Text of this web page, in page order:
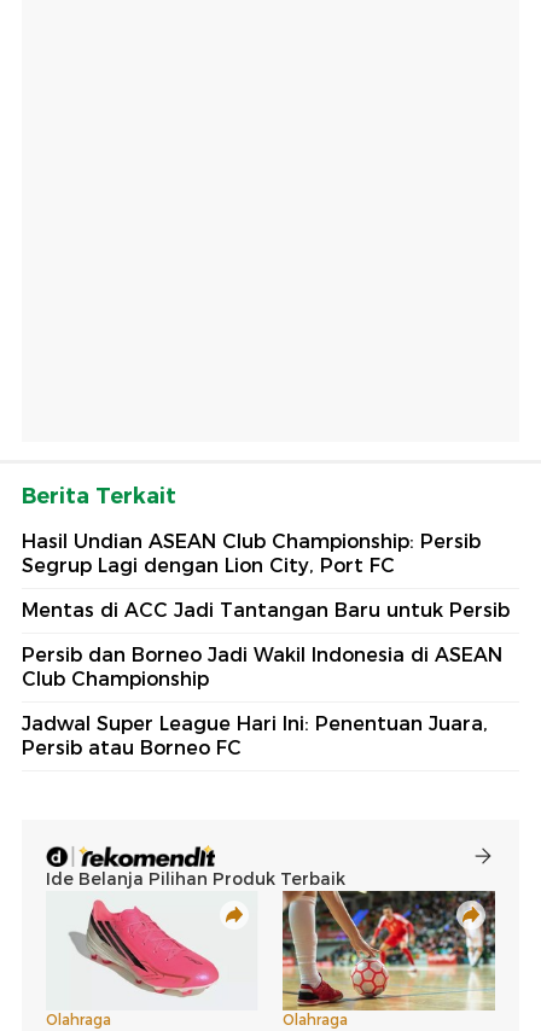
Berita Terkait
Hasil Undian ASEAN Club Championship: Persib
Segrup Lagi dengan Lion City, Port FC
Mentas di ACC Jadi Tantangan Baru untuk Persib
Persib dan Borneo Jadi Wakil Indonesia di ASEAN
Club Championship
Jadwal Super League Hari Ini: Penentuan Juara,
Persib atau Borneo FC